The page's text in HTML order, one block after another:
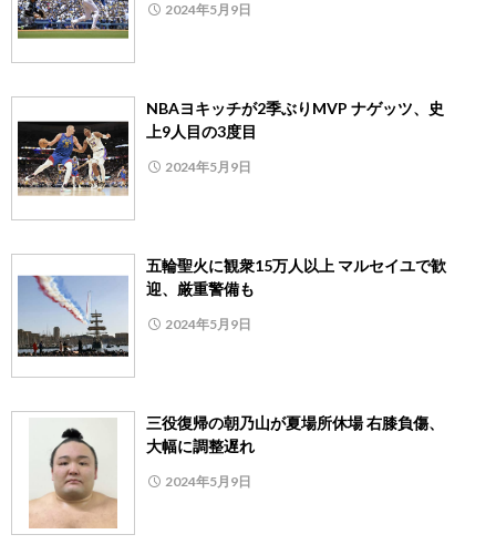
2024年5月9日
NBAヨキッチが2季ぶりMVP ナゲッツ、史
上9人目の3度目
2024年5月9日
五輪聖火に観衆15万人以上 マルセイユで歓
迎、厳重警備も
2024年5月9日
三役復帰の朝乃山が夏場所休場 右膝負傷、
大幅に調整遅れ
2024年5月9日